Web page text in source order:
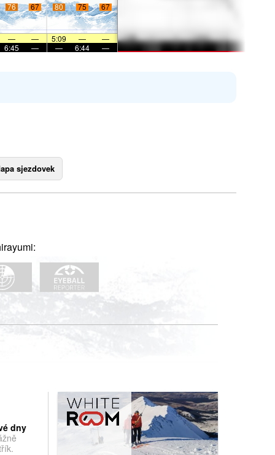
76 67 80 75 67
— — 5:09 —
—
6:45 — — 6:44 —
sjezdovek
dny